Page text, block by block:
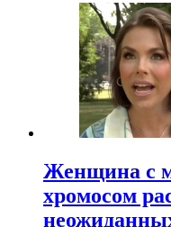
Женщина с
хромосом